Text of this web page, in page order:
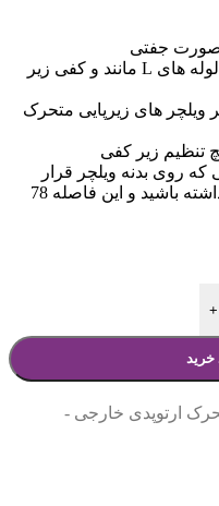
بصورت جفتی
شاسی جاپایی چپ و راست به همراه لوله های L مانند و کفی زیر
ویلچر های زیرپایی متحرک
تنظیم زیر کفی
که روی بدنه ویلچر قرار
میگیرد خیلی مهم است که باید دقت داشته باشید و این فاصله 78
+
خرید
ارتوپدی خارجی -